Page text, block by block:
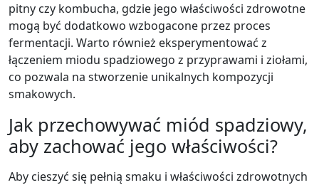
pitny czy kombucha, gdzie jego właściwości zdrowotne
mogą być dodatkowo wzbogacone przez proces
fermentacji. Warto również eksperymentować z
łączeniem miodu spadziowego z przyprawami i ziołami,
co pozwala na stworzenie unikalnych kompozycji
smakowych.
Jak przechowywać miód spadziowy,
aby zachować jego właściwości?
Aby cieszyć się pełnią smaku i właściwości zdrowotnych